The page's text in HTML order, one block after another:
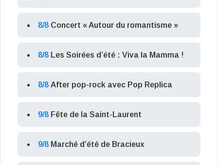
8/8 Concert « Autour du romantisme »
8/8 Les Soirées d’été : Viva la Mamma !
8/8 After pop-rock avec Pop Replica
9/8 Fête de la Saint-Laurent
9/8 Marché d’été de Bracieux